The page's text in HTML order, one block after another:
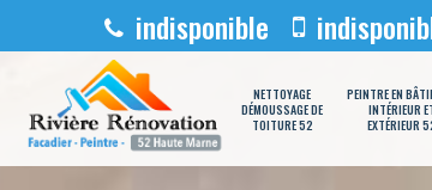
indisponible
NETTOYAGE
DÉMOUSSAGE DE
TOITURE 52
PEINTRE EN
INTÉRIEUR
EXTÉRIEUR